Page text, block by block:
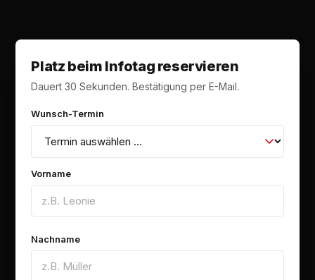
Platz beim Infotag reservieren
Dauert 30 Sekunden. Bestätigung per E-Mail.
Wunsch-Termin
Vorname
Nachname